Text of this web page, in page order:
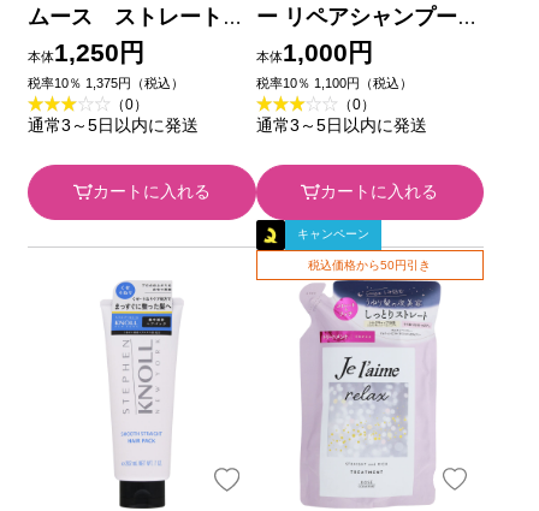
ムース ストレート
シャンプー （詰め替
え用） ３８０ｍＬ コ
ーセー
本体1,250円
税率10％ 1,375円（税込）
（0）
通常3～5日以内に発送
カートに入れる
ー リペアシャンプー詰
替 ３００ｍＬ マンダ
ム
本体1,000円
税率10％ 1,100円（税込）
（0）
通常3～5日以内に発送
カートに入れる
キャンペーン
税込価格から50円引き